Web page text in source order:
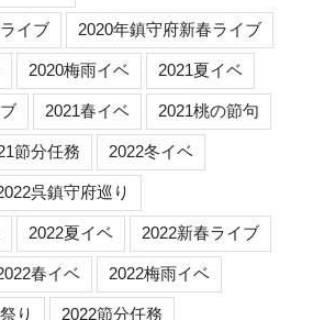
イブ 2020年鎮守府新春ライブ
2020梅雨イベ 2021夏イベ
2021春イベ 2021桃の節句
節分任務 2022冬イベ
呉鎮守府巡り
2022夏イベ 2022新春ライブ
春イベ 2022梅雨イベ
り 2022節分任務